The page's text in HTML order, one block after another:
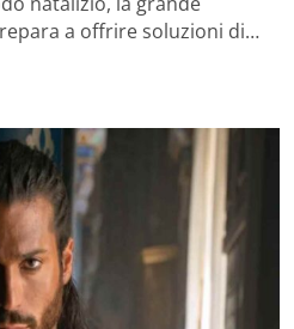
a offrire soluzioni di…